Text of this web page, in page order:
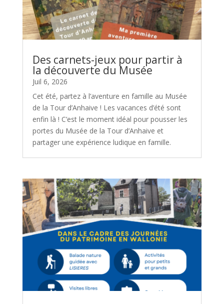
Des carnets-jeux pour partir à
la découverte du Musée
Juil 6, 2026
Cet été, partez à l’aventure en famille au Musée
de la Tour d’Anhaive ! Les vacances d’été sont
enfin là ! C’est le moment idéal pour pousser les
portes du Musée de la Tour d’Anhaive et
partager une expérience ludique en famille.